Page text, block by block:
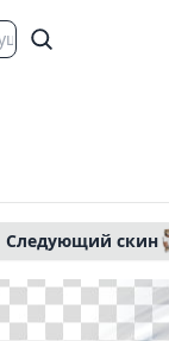
Следующий скин